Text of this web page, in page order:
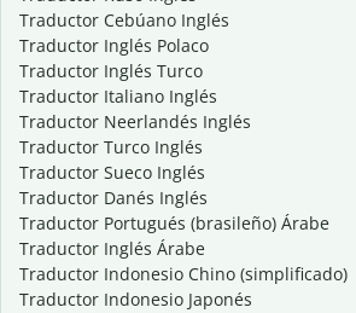
Traductor Cebúano Inglés
Traductor Inglés Polaco
Traductor Inglés Turco
Traductor Italiano Inglés
Traductor Neerlandés Inglés
Traductor Turco Inglés
Traductor Sueco Inglés
Traductor Danés Inglés
Traductor Portugués (brasileño) Árabe
Traductor Inglés Árabe
Traductor Indonesio Chino (simplificado)
Traductor Indonesio Japonés